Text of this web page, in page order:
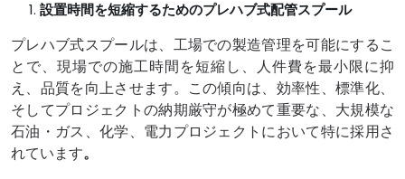
設置時間を短縮するためのプレハブ式配管スプール
プレハブ式スプールは、工場での製造管理を可能にするこ
とで、現場での施工時間を短縮し、人件費を最小限に抑
え、品質を向上させます。この傾向は、効率性、標準化、
そしてプロジェクトの納期厳守が極めて重要な、大規模な
石油・ガス、化学、電力プロジェクトにおいて特に採用さ
れています。